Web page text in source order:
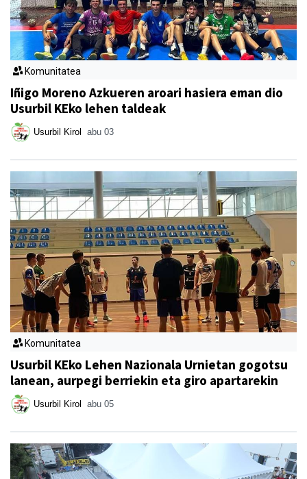
Komunitatea
Iñigo Moreno Azkueren aroari hasiera eman dio
Usurbil KEko lehen taldeak
Usurbil Kirol abu 03
Komunitatea
Usurbil KEko Lehen Nazionala Urnietan gogotsu
lanean, aurpegi berriekin eta giro apartarekin
Usurbil Kirol abu 05